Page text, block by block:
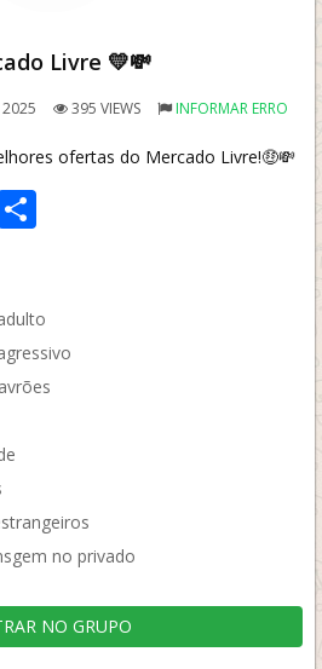
Livre 💛💸
395 VIEWS INFORMAR ERRO
ofertas do Mercado Livre!🤑💸
no privado
NO GRUPO